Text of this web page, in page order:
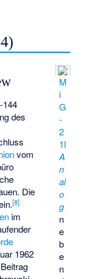
M
i
G
-
2
1I
A
n
al
o
g
n
e
b
e
n
144
des
vom
Die
[8]
im
1962